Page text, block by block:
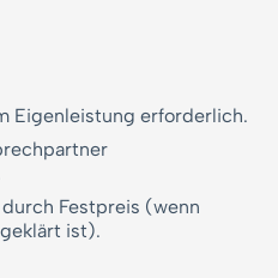
Eigenleistung erforderlich.
Festpreis (wenn
ist).